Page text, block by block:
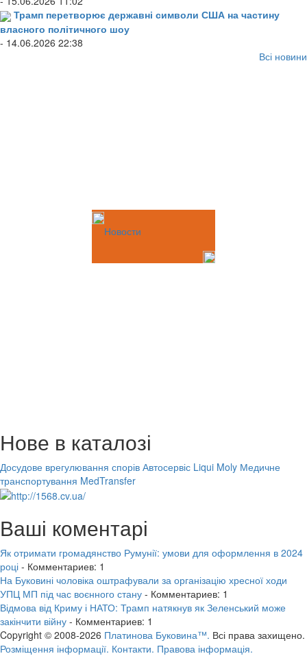
Трамп перетворює державні символи США на частину
власного політичного шоу
- 14.06.2026 22:38
Всі новини
Новости
Нове в каталозі
Досудове врегулювання спорів Автосервіс Liqui Moly Медичне
транспортування MedTransfer
Ваші коментарі
Як отримати громадянство Румунії: умови для оформлення в 2024
році - Комментариев: 1
На Буковині чоловіка оштрафували за організацію хресної ходи
УПЦ МП під час воєнного стану - Комментариев: 1
Відмова від Криму і НАТО: Трамп натякнув як Зеленський може
закінчити війну - Комментариев: 1
Copyright © 2008-2026 Платинова Буковина™. Всі права захищено.
Розміщення інформації. Контакти. Правова інформація.